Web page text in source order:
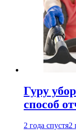
Гуру
способ
2 года спустя2